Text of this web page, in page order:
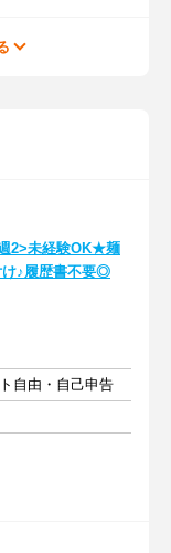
2>未経験OK★麺
♪履歴書不要◎
自由・自己申告